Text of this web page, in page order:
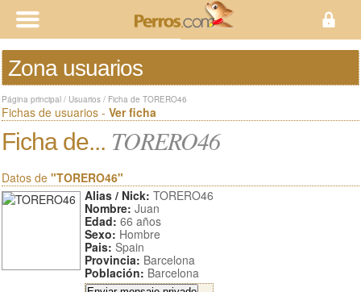
Zona usuarios
Página principal / Usuarios / Ficha de TORERO46
Fichas de usuarios - Ver ficha
Ficha de... TORERO46
Datos de "TORERO46"
Alias / Nick: TORERO46
Nombre: Juan
Edad: 66 años
Sexo: Hombre
Pais: Spain
Provincia: Barcelona
Población: Barcelona